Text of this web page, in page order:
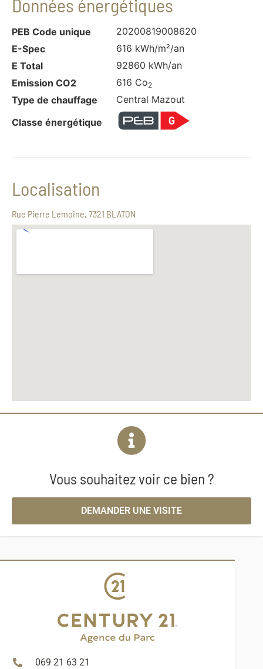
Données énergétiques
PEB Code unique
20200819008620
E-Spec
616 kWh/m²/an
E Total
92860 kWh/an
Emission CO2
616 Co2
Type de chauffage
Central Mazout
Classe énergétique
Localisation
Rue Pierre Lemoine, 7321 BLATON
Vous souhaitez voir ce bien ?
DEMANDER UNE VISITE
069 21 63 21